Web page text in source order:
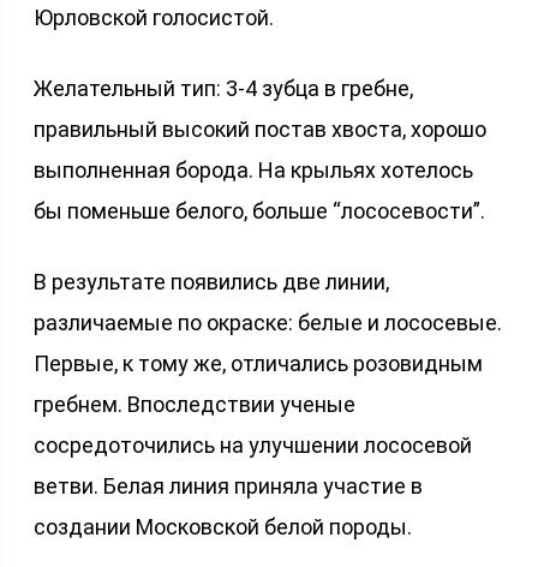
Юрловской голосистой.
Желательный тип: 3-4 зубца в гребне,
правильный высокий постав хвоста, хорошо
выполненная борода. На крыльях хотелось
бы поменьше белого, больше “лососевости”.
В результате появились две линии,
различаемые по окраске: белые и лососевые.
Первые, к тому же, отличались розовидным
гребнем. Впоследствии ученые
сосредоточились на улучшении лососевой
ветви. Белая линия приняла участие в
создании Московской белой породы.